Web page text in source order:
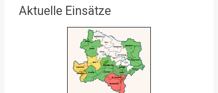
Aktuelle Einsätze